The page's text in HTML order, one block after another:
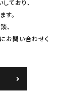
ており、
す。
、
お問い合わせく